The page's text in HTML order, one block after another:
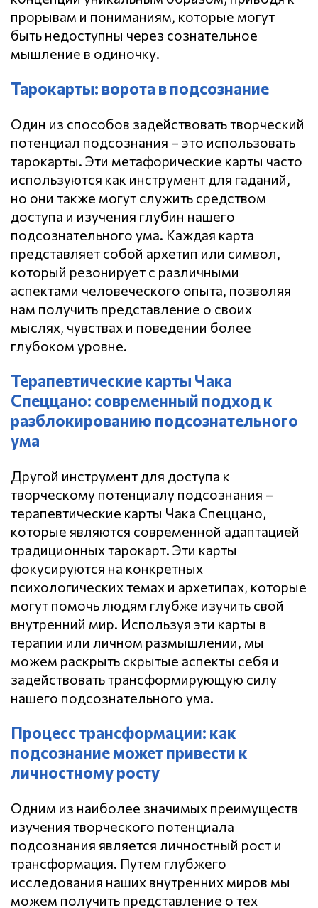
прорывам и пониманиям, которые могут
быть недоступны через сознательное
мышление в одиночку.
Тарокарты: ворота в подсознание
Один из способов задействовать творческий
потенциал подсознания – это использовать
тарокарты. Эти метафорические карты часто
используются как инструмент для гаданий,
но они также могут служить средством
доступа и изучения глубин нашего
подсознательного ума. Каждая карта
представляет собой архетип или символ,
который резонирует с различными
аспектами человеческого опыта, позволяя
нам получить представление о своих
мыслях, чувствах и поведении более
глубоком уровне.
Терапевтические карты Чака
Спеццано: современный подход к
разблокированию подсознательного
ума
Другой инструмент для доступа к
творческому потенциалу подсознания –
терапевтические карты Чака Спеццано,
которые являются современной адаптацией
традиционных тарокарт. Эти карты
фокусируются на конкретных
психологических темах и архетипах, которые
могут помочь людям глубже изучить свой
внутренний мир. Используя эти карты в
терапии или личном размышлении, мы
можем раскрыть скрытые аспекты себя и
задействовать трансформирующую силу
нашего подсознательного ума.
Процесс трансформации: как
подсознание может привести к
личностному росту
Одним из наиболее значимых преимуществ
изучения творческого потенциала
подсознания является личностный рост и
трансформация. Путем глубжего
исследования наших внутренних миров мы
можем получить представление о тех